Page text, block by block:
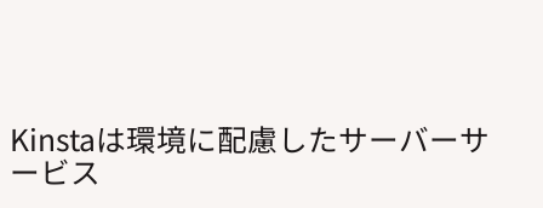
Kinstaは環境に配慮したサーバーサ
ービス